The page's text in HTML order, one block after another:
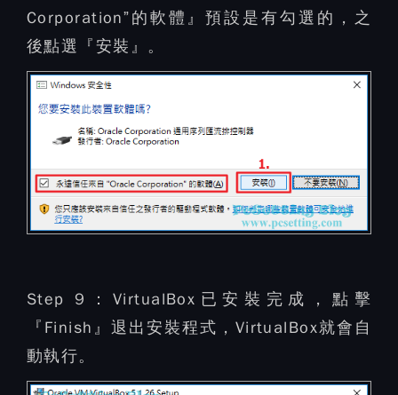
Corporation”的軟體』預設是有勾選的，之
後點選『安裝』。
Step 9： VirtualBox已安裝完成，點擊
『Finish』退出安裝程式，VirtualBox就會自
動執行。